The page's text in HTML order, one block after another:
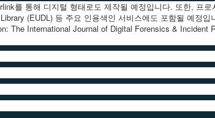
를 통해 디지털 형태로도 제작될 예정입니다. 또한, 프
(EUDL) 등 주요 인용색인 서비스에도 포함될 예정입
The International Journal of Digital Forensics & Incident